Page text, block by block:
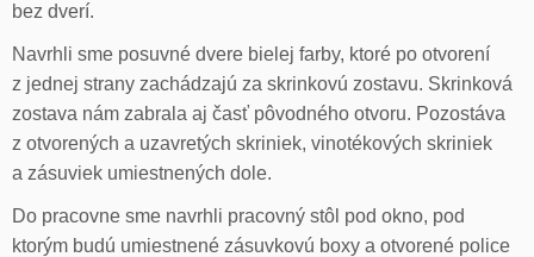
bez dverí.
Navrhli sme posuvné dvere bielej farby, ktoré po otvorení
z jednej strany zachádzajú za skrinkovú zostavu. Skrinková
zostava nám zabrala aj časť pôvodného otvoru. Pozostáva
z otvorených a uzavretých skriniek, vinotékových skriniek
a zásuviek umiestnených dole.
Do pracovne sme navrhli pracovný stôl pod okno, pod
ktorým budú umiestnené zásuvkovú boxy a otvorené police